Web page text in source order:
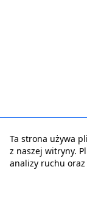
Ta strona używa
z naszej witryny.
analizy ruchu